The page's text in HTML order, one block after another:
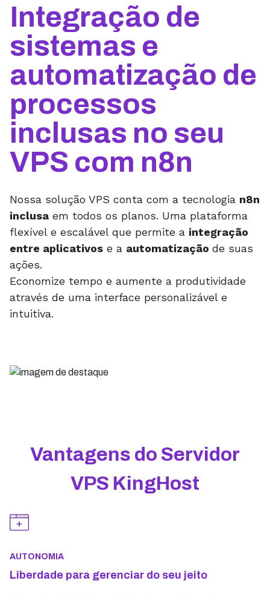
Integração de
sistemas e
automatização de
processos
inclusas no seu
VPS com n8n
Nossa solução VPS conta com a tecnologia n8n
inclusa em todos os planos. Uma plataforma
flexível e escalável que permite a integração
entre aplicativos e a automatização de suas
ações.
Economize tempo e aumente a produtividade
através de uma interface personalizável e
intuitiva.
Vantagens do Servidor
VPS KingHost
AUTONOMIA
Liberdade para gerenciar do seu jeito